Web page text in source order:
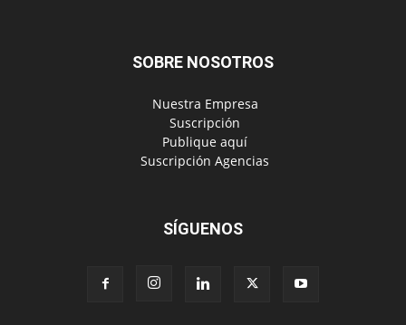
SOBRE NOSOTROS
‎ Nuestra Empresa
‎ Suscripción
‎ Publique aquí
‎ Suscripción Agencias
SÍGUENOS